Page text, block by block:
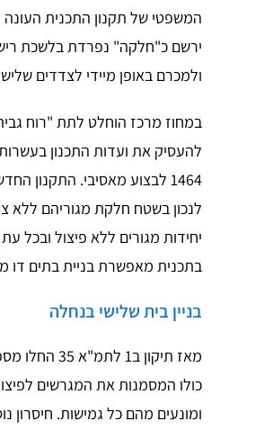
המשפטי של תקנון התכנית
ירשם כ"חלקה" נפרדת בלשכת
ולמכרם באופן מיידי לצדדים
במחוז מרכז הוחלט לתת "רוח
להעסיק את ועדות התכנון
1464 לבצוע מאסיבי.
לנכון בשטח חלקת מגוריהם ללא
יחידות מגורים ללא פיצול ובכל
בתכנית מאפשרת בניית בתים דו
בניין בית שלישי בנחלה
מאז תיקון
כולו המסמנות את המגרשים
ומונעים מהם כל גמישות.